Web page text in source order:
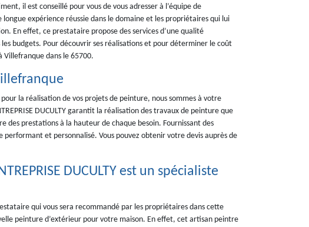
il est conseillé pour vous de vous adresser à l’équipe de
longue expérience réussie dans le domaine et les propriétaires qui lui
En effet, ce prestataire propose des services d’une qualité
budgets. Pour découvrir ses réalisations et pour déterminer le coût
Villefranque dans le 65700.
la réalisation de vos projets de peinture, nous sommes à votre
DUCULTY garantit la réalisation des travaux de peinture que
des prestations à la hauteur de chaque besoin. Fournissant des
et personnalisé. Vous pouvez obtenir votre devis auprès de
DUCULTY est un spécialiste
qui vous sera recommandé par les propriétaires dans cette
peinture d’extérieur pour votre maison. En effet, cet artisan peintre